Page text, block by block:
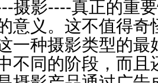
摄影----真正的重
意义。这不值得
一种摄影类型的
不同的阶段，而